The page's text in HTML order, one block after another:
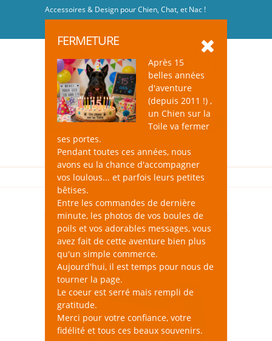
Accessoires & Design pour Chien, Chat, et Nac !
FERMETURE
Après 15
belles années
d'aventure
(depuis 2011 !) ,
un Chien sur la
Toile va fermer
ses portes.
Pendant toutes ces années, nous
avons eu la chance d'accompagner
vos loulous... et parfois leurs petites
bêtises.
Entre les commandes de dernière
minute, les photos de vos boules de
poils et vos adorables messages, vous
avez fait de cette aventure bien plus
qu'un simple commerce.
Aujourd'hui, il est temps pour nous de
tourner la page.
Le coeur est serré mais rempli de
gratitude.
Merci pour votre confiance, votre
fidélité et tous ces beaux souvenirs.